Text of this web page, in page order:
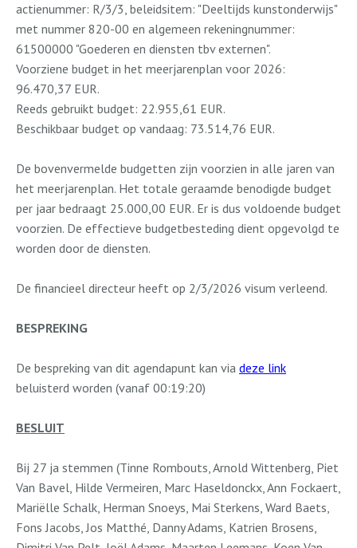
actienummer: R/3/3, beleidsitem: "Deeltijds kunstonderwijs"
met nummer 820-00 en algemeen rekeningnummer:
61500000 "Goederen en diensten tbv externen".
Voorziene budget in het meerjarenplan voor 2026:
96.470,37 EUR.
Reeds gebruikt budget: 22.955,61 EUR.
Beschikbaar budget op vandaag: 73.514,76 EUR.
De bovenvermelde budgetten zijn voorzien in alle jaren van
het meerjarenplan. Het totale geraamde benodigde budget
per jaar bedraagt 25.000,00 EUR. Er is dus voldoende budget
voorzien. De effectieve budgetbesteding dient opgevolgd te
worden door de diensten.
De financieel directeur heeft op 2/3/2026 visum verleend.
BESPREKING
De bespreking van dit agendapunt kan via deze link
beluisterd worden (vanaf 00:19:20)
BESLUIT
Bij 27 ja stemmen (Tinne Rombouts, Arnold Wittenberg, Piet
Van Bavel, Hilde Vermeiren, Marc Haseldonckx, Ann Fockaert,
Mariëlle Schalk, Herman Snoeys, Mai Sterkens, Ward Baets,
Fons Jacobs, Jos Matthé, Danny Adams, Katrien Brosens,